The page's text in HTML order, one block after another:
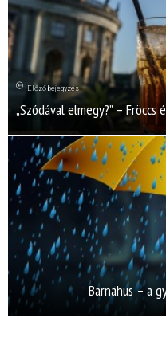
Előző bejegyzés
„Szódával elmegy?” – Fröccs
Barnahus – a